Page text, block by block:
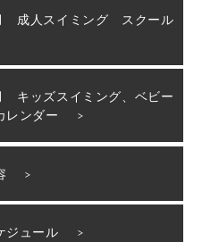
成人スイミング スクール
キッズスイミング、ベビー
ンダー
ュール